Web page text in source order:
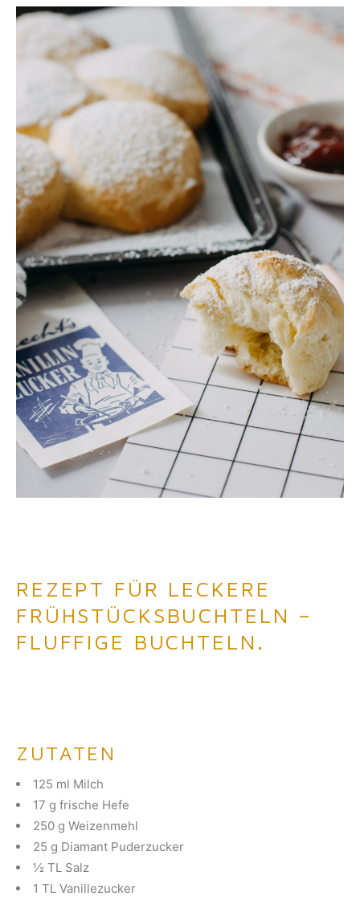
REZEPT FÜR LECKERE
FRÜHSTÜCKSBUCHTELN –
FLUFFIGE BUCHTELN.
ZUTATEN
125 ml Milch
17 g frische Hefe
250 g Weizenmehl
25 g Diamant Puderzucker
½ TL Salz
1 TL Vanillezucker